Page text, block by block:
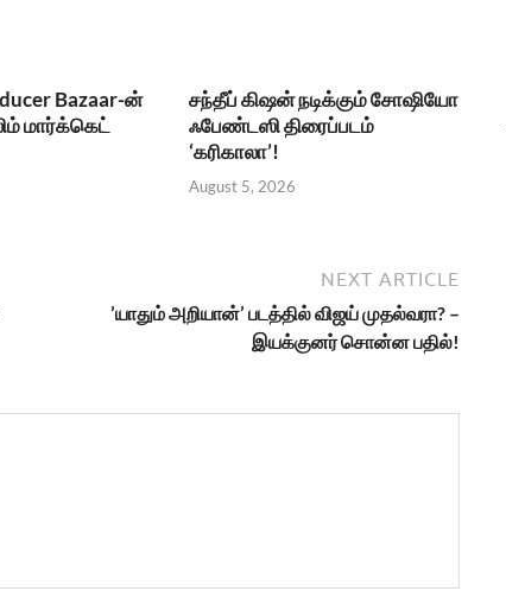
Bazaar-ன்
மார்க்கெட்
சந்தீப் கிஷன் நடிக்கும் சோஷியோ
ஃபேண்டஸி திரைப்படம்
‘கரிகாலா’!
August 5, 2026
NEXT ARTICLE
’யாதும் அறியான்’ படத்தில் விஜய் முதல்வரா? –
இயக்குனர் சொன்ன பதில்!